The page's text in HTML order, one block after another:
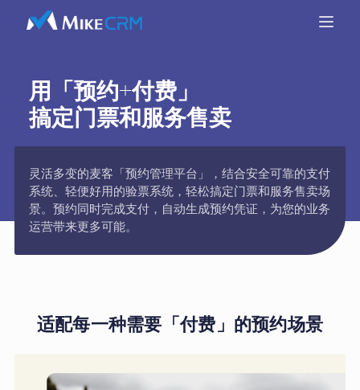
用「预约+付费」
搞定门票和服务售卖
灵活多变的麦客「预约管理平台」，结合安全可靠的支付
系统、轻便好用的验票系统，轻松搞定门票和服务售卖场
景。预约同时完成支付，自动生成预约凭证，为您的业务
运营带来更多可能。
适配每一种需要「付费」的预约场景